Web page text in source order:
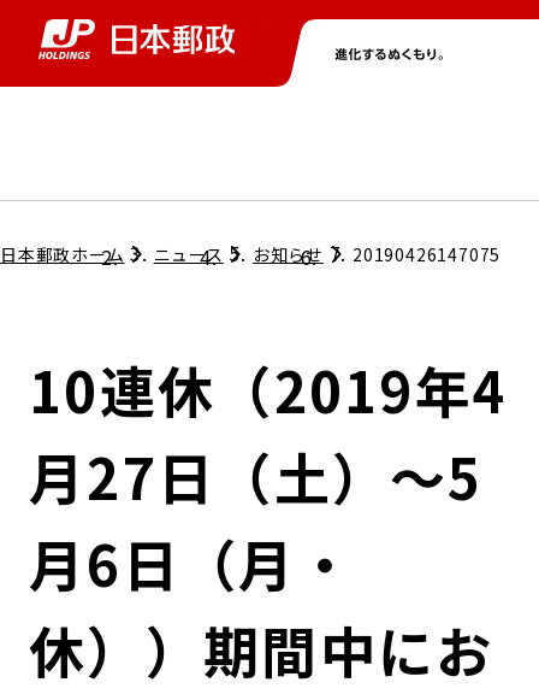
グループ情報トップ
コンプライアンス
ガバナンス
コンダクト向上の取組み
ローカル共創イニシアティブ
株主・投資家情報トップ
個人投資家のみなさまへ
株式情報
財務情報・IR資料
IRニュース
ニューストップ
サステナビリティトップ
担当役員メッセージ
サステナビリティマネジメント
持続可能な金融のフレームワーク
環境
採用情報トップ
日本郵政ホーム ニュース お知らせ 20190426147075
10連休（2019年4
月27日（土）～5
月6日（月・
休））期間中にお